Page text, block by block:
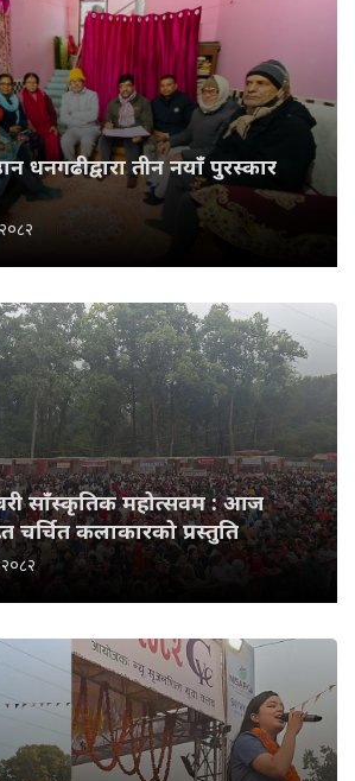
धनगढीद्वारा तीन नयाँ पुरस्कार
साँस्कृतिक महोत्सवम : आज
चर्चित कलाकारको प्रस्तुति